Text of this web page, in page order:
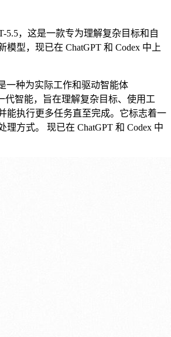
5.5，这是一款专为理解复杂目标和自
模型，现已在 ChatGPT 和 Codex 中上
一种为实际工作和驱动智能体
代智能，旨在理解复杂目标、使用工
能执行更多任务直至完成。它标志着一
理方式。 现已在 ChatGPT 和 Codex 中